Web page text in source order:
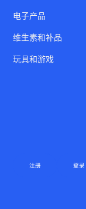
电子产品
维生素和补品
玩具和游戏
注册 登录